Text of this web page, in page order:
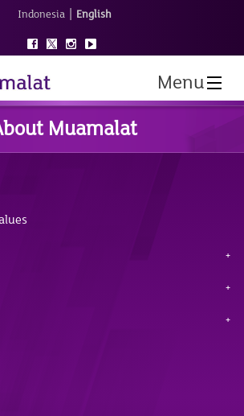
Indonesia | English
Menu
Muamalat